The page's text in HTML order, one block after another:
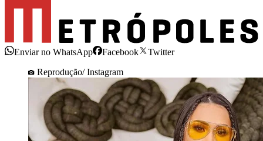
Enviar no WhatsApp Facebook
Twitter
Reprodução/ Instagram